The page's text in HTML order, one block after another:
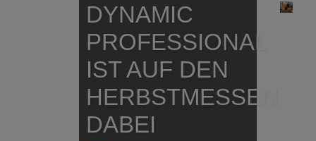
DYNAMIC
PROFESSIONAL
IST AUF DEN
HERBSTMESSEN
DABEI